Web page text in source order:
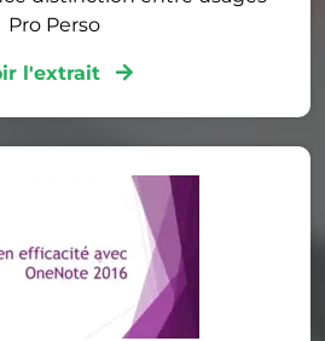
Pro Perso
l'extrait